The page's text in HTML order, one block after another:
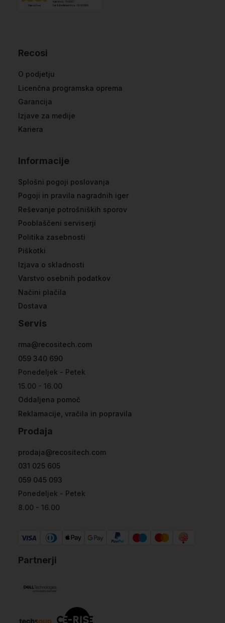
Recosi
O podjetju
Licenčna programska oprema
Garancija
Izjave za medije
Kariera
Informacije
Splošni pogoji poslovanja
Pogoji in pravila nagradnih iger
Reševanje potrošniških sporov
Pooblaščeni serviserji
Politika zasebnosti
Piškotki
Izjava o skladnosti
Varstvo osebnih podatkov
Načini plačila
Dostava
Servis
rma@recositech.com
059 340 690
Ponedeljek - Petek
15.00 - 16.00
Oddaljena pomoč
Reklamacije, vračila in popravila
Prodaja
prodaja@recositech.com
031 025 605
059 045 093
Ponedeljek - Petek
8.00 - 16.00
Partnerji